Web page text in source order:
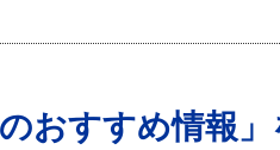
おすすめ情報